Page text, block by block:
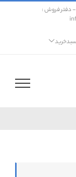
شماره های تماس : فروشگاه : ۸۸۸۳۶۲۰۸-021 - دفتر فروش :
سبدخرید